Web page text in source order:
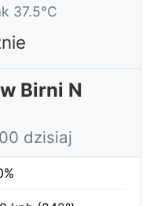
37.5°C
Birni N
dzisiaj